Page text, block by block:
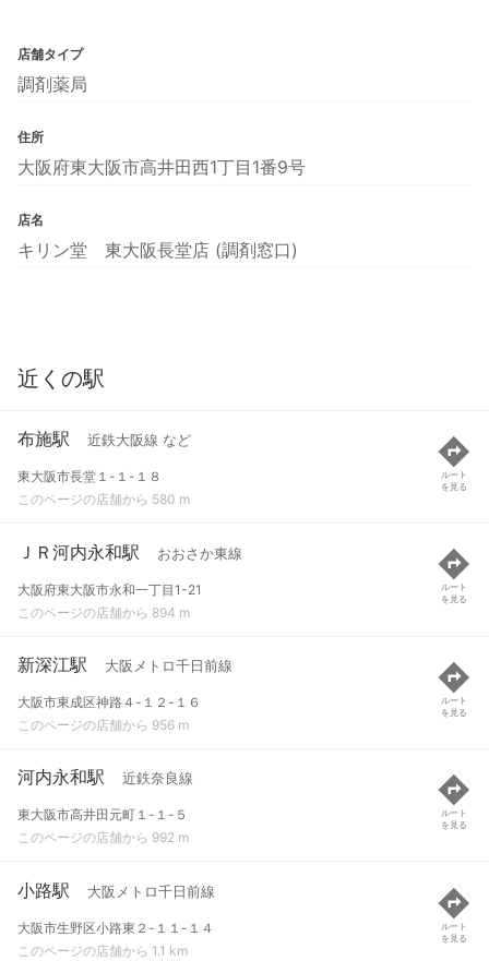
店舗タイプ
調剤薬局
住所
大阪府東大阪市高井田西1丁目1番9号
店名
キリン堂 東大阪長堂店 (調剤窓口)
近くの駅
布施駅 近鉄大阪線 など
東大阪市長堂１-１-１８
このページの店舗から 580 m
ルート
を見る
ＪＲ河内永和駅 おおさか東線
大阪府東大阪市永和一丁目1-21
このページの店舗から 894 m
ルート
を見る
新深江駅 大阪メトロ千日前線
大阪市東成区神路４-１２-１６
このページの店舗から 956 m
ルート
を見る
河内永和駅 近鉄奈良線
東大阪市高井田元町１-１-５
このページの店舗から 992 m
ルート
を見る
小路駅 大阪メトロ千日前線
大阪市生野区小路東２-１１-１４
このページの店舗から 1.1 km
ルート
を見る